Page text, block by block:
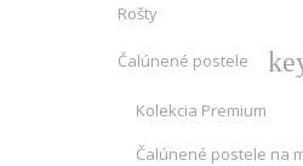
Rošty
Čalúnené postele
Kolekcia Premium
Čalúnené postele na